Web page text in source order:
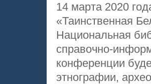
14 марта 2020
«Таинственная
Национальная
справочно-
конференции
этнографии,